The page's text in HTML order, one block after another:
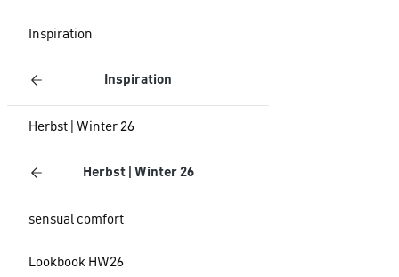
Inspiration
Inspiration
Herbst | Winter 26
Herbst | Winter 26
sensual comfort
Lookbook HW26